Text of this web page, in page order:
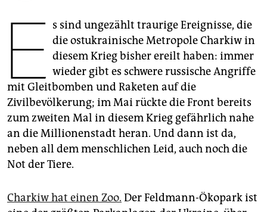
genossenschaft
epaper login
E s sind ungezählt traurige Ereignisse, die
die ostukrainische Metropole Charkiw in
diesem Krieg bisher ereilt haben: immer
wieder gibt es schwere russische Angriffe
mit Gleitbomben und Raketen auf die
Zivilbevölkerung; im Mai rückte die Front bereits
zum zweiten Mal in diesem Krieg gefährlich nahe
an die Millionenstadt heran. Und dann ist da,
neben all dem menschlichen Leid, auch noch die
Not der Tiere.
Charkiw hat einen Zoo. Der Feldmann-Ökopark ist